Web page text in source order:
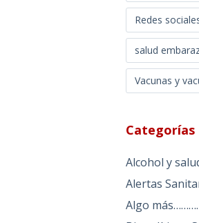
Redes
salud
Vacunas y
Categorías
Alcohol y
Alertas
Algo